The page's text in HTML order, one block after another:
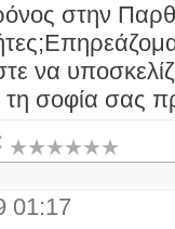
στην
να
σοφία σας
01:17